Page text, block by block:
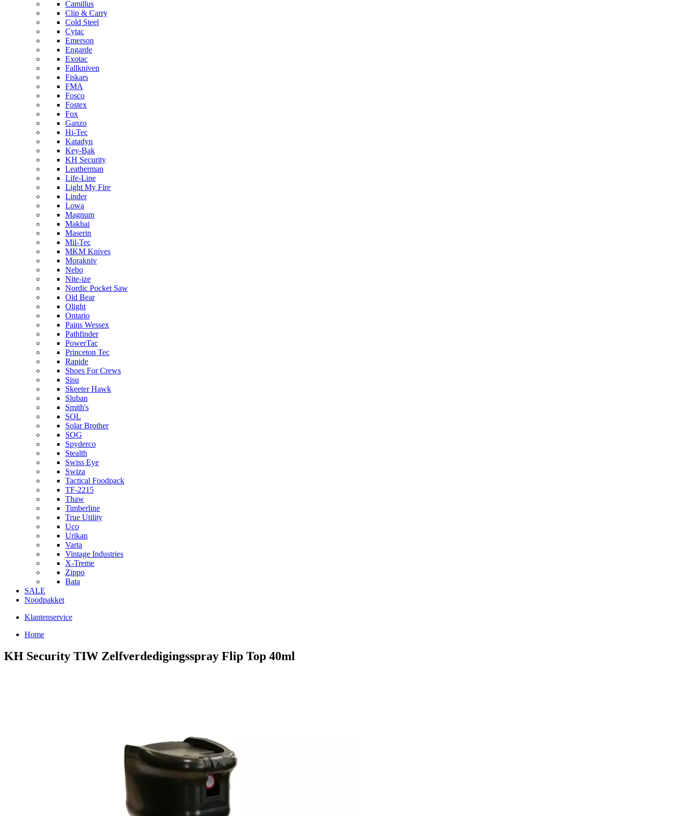
Camillus
Clip & Carry
Cold Steel
Cytac
Emerson
Engarde
Exotac
Fallkniven
Fiskars
FMA
Fosco
Fostex
Fox
Ganzo
Hi-Tec
Katadyn
Key-Bak
KH Security
Leatherman
Life-Line
Light My Fire
Linder
Lowa
Magnum
Makhai
Maserin
Mil-Tec
MKM Knives
Morakniv
Nebo
Nite-ize
Nordic Pocket Saw
Old Bear
Olight
Ontario
Pains Wessex
Pathfinder
PowerTac
Princeton Tec
Rapide
Shoes For Crews
Sisu
Skeeter Hawk
Sluban
Smith's
SOL
Solar Brother
SOG
Spyderco
Stealth
Swiss Eye
Swiza
Tactical Foodpack
TF-2215
Thaw
Timberline
True Utility
Uco
Urikan
Varta
Vintage Industries
X-Treme
Zippo
Bata
SALE
Noodpakket
Klantenservice
Home
KH Security TIW Zelfverdedigingsspray Flip Top 40ml